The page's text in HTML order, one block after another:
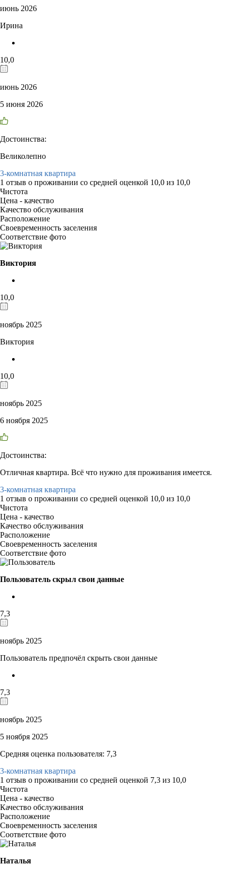
июнь 2026
Ирина
10,0
июнь 2026
5 июня 2026
Достоинства:
Великолепно
3-комнатная квартира
1 отзыв о проживании со средней оценкой 10,0 из 10,0
Чистота
Цена - качество
Качество обслуживания
Расположение
Своевременность заселения
Соответствие фото
Виктория
10,0
ноябрь 2025
Виктория
10,0
ноябрь 2025
6 ноября 2025
Достоинства:
Отличная квартира. Всё что нужно для проживания имеется.
3-комнатная квартира
1 отзыв о проживании со средней оценкой 10,0 из 10,0
Чистота
Цена - качество
Качество обслуживания
Расположение
Своевременность заселения
Соответствие фото
Пользователь скрыл свои данные
7,3
ноябрь 2025
Пользователь предпочёл скрыть свои данные
7,3
ноябрь 2025
5 ноября 2025
Средняя оценка пользователя: 7,3
3-комнатная квартира
1 отзыв о проживании со средней оценкой 7,3 из 10,0
Чистота
Цена - качество
Качество обслуживания
Расположение
Своевременность заселения
Соответствие фото
Наталья